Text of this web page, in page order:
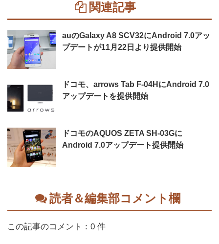
関連記事
auのGalaxy A8 SCV32にAndroid 7.0アッ
プデートが11月22日より提供開始
ドコモ、arrows Tab F-04HにAndroid 7.0
アップデートを提供開始
ドコモのAQUOS ZETA SH-03Gに
Android 7.0アップデート提供開始
読者＆編集部コメント欄
この記事のコメント：0 件